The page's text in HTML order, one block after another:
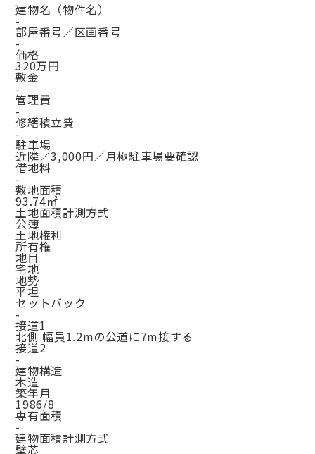
建物名（物件名）
-
部屋番号／区画番号
-
価格
320万円
敷金
-
管理費
-
修繕積立費
-
駐車場
近隣／3,000円／月極駐車場要確認
借地料
-
敷地面積
93.74㎡
土地面積計測方式
公簿
土地権利
所有権
地目
宅地
地勢
平坦
セットバック
-
接道1
北側 幅員1.2mの公道に7m接する
接道2
-
建物構造
木造
築年月
1986/8
専有面積
-
建物面積計測方式
壁芯